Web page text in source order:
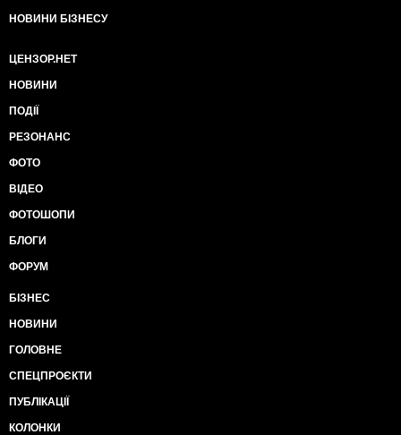
НОВИНИ БІЗНЕСУ
ЦЕНЗОР.НЕТ
НОВИНИ
ПОДІЇ
РЕЗОНАНС
ФОТО
ВІДЕО
ФОТОШОПИ
БЛОГИ
ФОРУМ
БІЗНЕС
НОВИНИ
ГОЛОВНЕ
СПЕЦПРОЄКТИ
ПУБЛІКАЦІЇ
КОЛОНКИ